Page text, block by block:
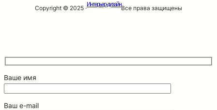
Copyright © 2025 ·
Интерьер-дизайн
Все права защищены
Ваше имя
Ваш e-mail